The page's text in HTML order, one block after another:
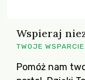
Wspieraj
TWOJE
Pomóż nam